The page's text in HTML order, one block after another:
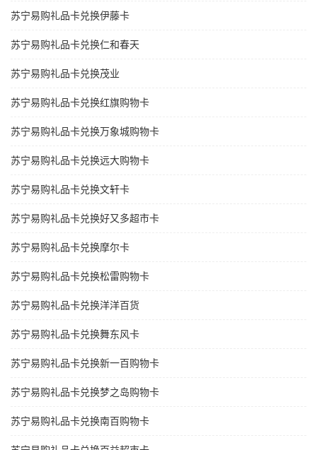
苏宁易购礼品卡兑换伊藤卡
苏宁易购礼品卡兑换仁和春天
苏宁易购礼品卡兑换茂业
苏宁易购礼品卡兑换红旗购物卡
苏宁易购礼品卡兑换万象城购物卡
苏宁易购礼品卡兑换远大购物卡
苏宁易购礼品卡兑换文轩卡
苏宁易购礼品卡兑换好又多超市卡
苏宁易购礼品卡兑换摩尔卡
苏宁易购礼品卡兑换松雷购物卡
苏宁易购礼品卡兑换洋洋百货
苏宁易购礼品卡兑换舞东风卡
苏宁易购礼品卡兑换新一百购物卡
苏宁易购礼品卡兑换梦之岛购物卡
苏宁易购礼品卡兑换南百购物卡